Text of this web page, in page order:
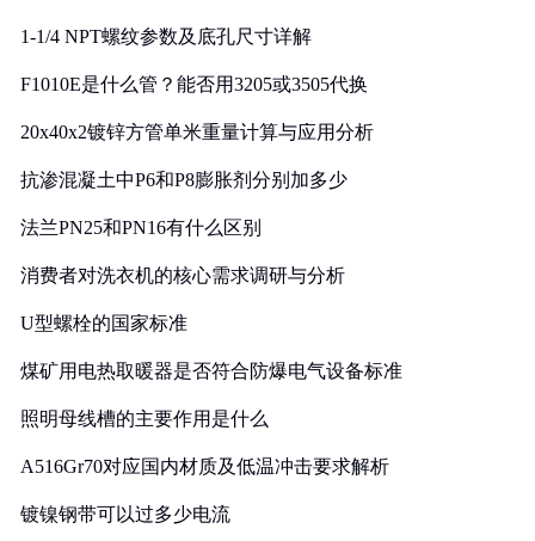
1-1/4 NPT螺纹参数及底孔尺寸详解
F1010E是什么管？能否用3205或3505代换
20x40x2镀锌方管单米重量计算与应用分析
抗渗混凝土中P6和P8膨胀剂分别加多少
法兰PN25和PN16有什么区别
消费者对洗衣机的核心需求调研与分析
U型螺栓的国家标准
煤矿用电热取暖器是否符合防爆电气设备标准
照明母线槽的主要作用是什么
A516Gr70对应国内材质及低温冲击要求解析
镀镍钢带可以过多少电流